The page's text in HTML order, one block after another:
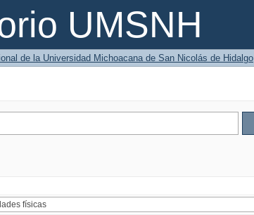
UMSNH
de la Universidad Michoacana de San Nicolás de Hidalgo